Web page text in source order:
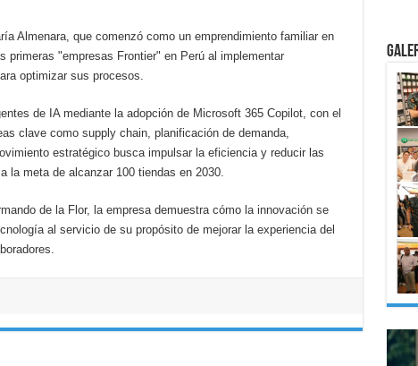
Almenara, que comenzó como un emprendimiento familiar en
primeras "empresas Frontier" en Perú al implementar
optimizar sus procesos.
de IA mediante la adopción de Microsoft 365 Copilot, con el
clave como supply chain, planificación de demanda,
estratégico busca impulsar la eficiencia y reducir las
la meta de alcanzar 100 tiendas en 2030.
de la Flor, la empresa demuestra cómo la innovación se
al servicio de su propósito de mejorar la experiencia del